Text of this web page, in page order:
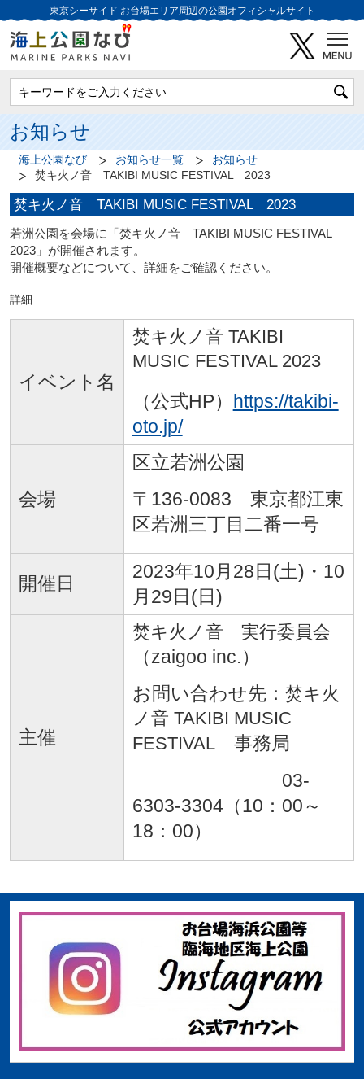
東京シーサイド お台場エリア周辺の公園オフィシャルサイト
お知らせ
海上公園なび お知らせ一覧
お知らせ
焚キ火ノ音 TAKIBI MUSIC FESTIVAL 2023
焚キ火ノ音 TAKIBI MUSIC FESTIVAL 2023
若洲公園を会場に「焚キ火ノ音 TAKIBI MUSIC FESTIVAL
2023」が開催されます。
開催概要などについて、詳細をご確認ください。
詳細
イベント名
焚キ火ノ音 TAKIBI
MUSIC FESTIVAL 2023
（公式HP）
https://takibi-
oto.jp/
会場
区立若洲公園
〒136-0083 東京都江東
区若洲三丁目二番一号
開催日
2023年10月28日(土)・10
月29日(日)
主催
焚キ火ノ音 実行委員会
（zaigoo inc.）
お問い合わせ先： 焚キ火
ノ音 TAKIBI MUSIC
FESTIVAL事務局
03-
6303-3304（10：00～
18：00）